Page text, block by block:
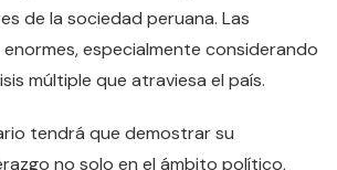
de la sociedad peruana. Las
especialmente considerando
múltiple que atraviesa el país.
tendrá que demostrar su
no solo en el ámbito político,